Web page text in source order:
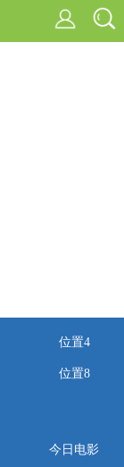
位置4
位置8
今日电影